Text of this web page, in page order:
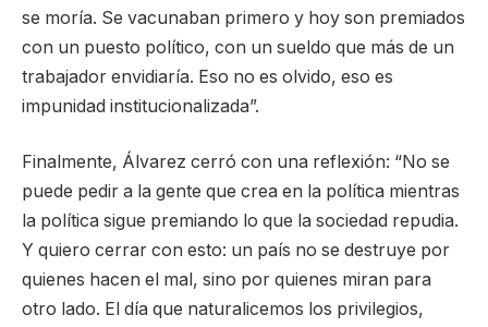
se moría. Se vacunaban primero y hoy son premiados
con un puesto político, con un sueldo que más de un
trabajador envidiaría. Eso no es olvido, eso es
impunidad institucionalizada”.
Finalmente, Álvarez cerró con una reflexión: “No se
puede pedir a la gente que crea en la política mientras
la política sigue premiando lo que la sociedad repudia.
Y quiero cerrar con esto: un país no se destruye por
quienes hacen el mal, sino por quienes miran para
otro lado. El día que naturalicemos los privilegios,